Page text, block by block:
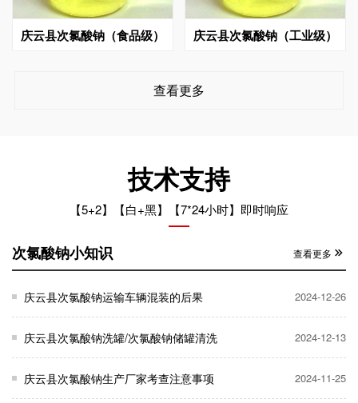
庆云县次氯酸钠（食品级） 庆云县次氯酸钠（工业级）
查看更多
技术支持
【5+2】【白+黑】【7*24小时】即时响应
次氯酸钠小知识 查看更多
庆云县次氯酸钠运输车辆混装的后果 2024-12-26
庆云县次氯酸钠洗罐/次氯酸钠储罐清洗 2024-12-13
庆云县次氯酸钠生产厂家考查注意事项 2024-11-25